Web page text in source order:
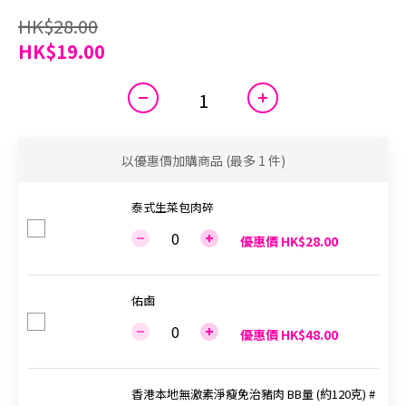
HK$28.00
HK$19.00
以優惠價加購商品 (最多 1 件)
泰式生菜包肉碎
優惠價 HK$28.00
佑鹵
優惠價 HK$48.00
香港本地無激素淨瘦免治豬肉 BB量 (約120克) #